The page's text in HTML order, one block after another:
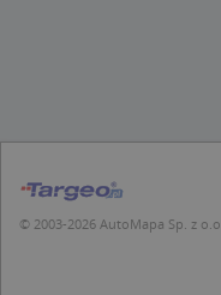
© 2003-2026 AutoMapa Sp. z o.o.